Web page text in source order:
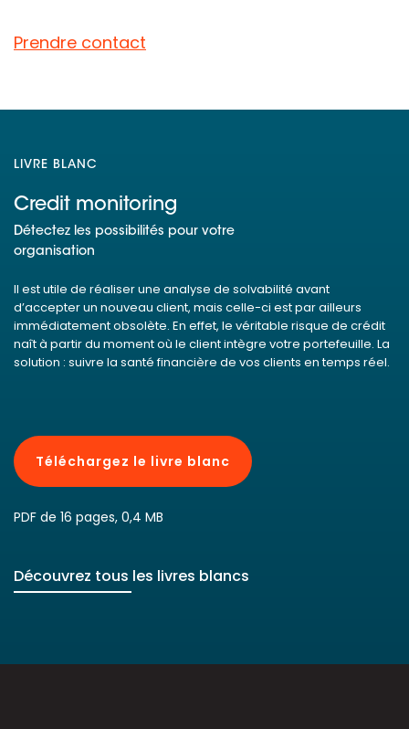
Prendre contact
LIVRE BLANC
Credit monitoring
Détectez les possibilités pour votre
organisation
Il est utile de réaliser une analyse de solvabilité avant
d’accepter un nouveau client, mais celle-ci est par ailleurs
immédiatement obsolète. En effet, le véritable risque de crédit
naît à partir du moment où le client intègre votre portefeuille. La
solution : suivre la santé financière de vos clients en temps réel.
Téléchargez le livre blanc
PDF de 16 pages, 0,4 MB
Découvrez tous les livres blancs